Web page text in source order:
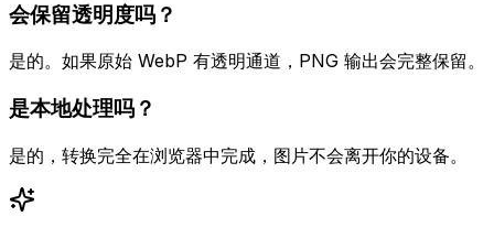
会保留透明度吗？
是的。如果原始 WebP 有透明通道，PNG 输出会完整保留。
是本地处理吗？
是的，转换完全在浏览器中完成，图片不会离开你的设备。